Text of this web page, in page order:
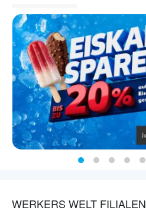
WERKERS WELT FILIALEN